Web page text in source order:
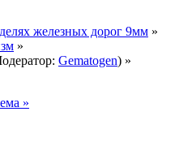
железных дорог 9мм »
»
Gematogen) »
»